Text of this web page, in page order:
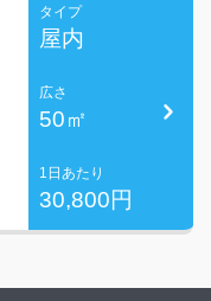
タイプ
屋内
広さ
50㎡
1日あたり
30,800円